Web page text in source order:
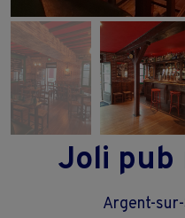
Joli
Argent-